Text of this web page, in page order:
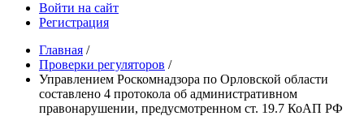
Войти на сайт
Регистрация
Главная /
Проверки регуляторов /
Управлением Роскомнадзора по Орловской области
составлено 4 протокола об административном
правонарушении, предусмотренном ст. 19.7 КоАП РФ